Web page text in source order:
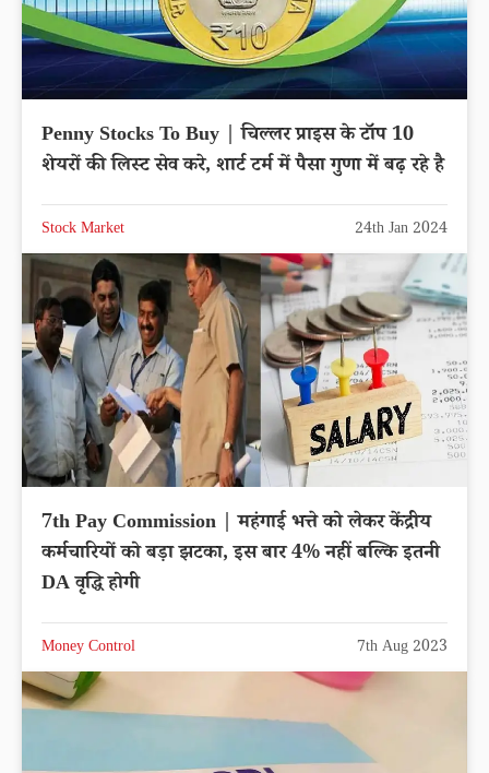
Penny Stocks To Buy | चिल्लर प्राइस के टॉप 10
शेयरों की लिस्ट सेव करे, शार्ट टर्म में पैसा गुणा में बढ़ रहे है
Stock Market 24th Jan 2024
7th Pay Commission | महंगाई भत्ते को लेकर केंद्रीय
कर्मचारियों को बड़ा झटका, इस बार 4% नहीं बल्कि इतनी
DA वृद्धि होगी
Money Control 7th Aug 2023